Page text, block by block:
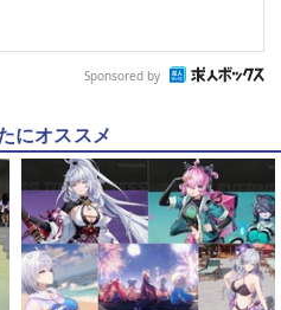
Sponsored by
にオススメ